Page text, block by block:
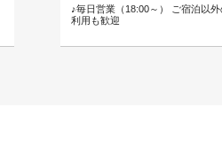
♪毎日営業（18:00～） ご宿泊以
利用も歓迎